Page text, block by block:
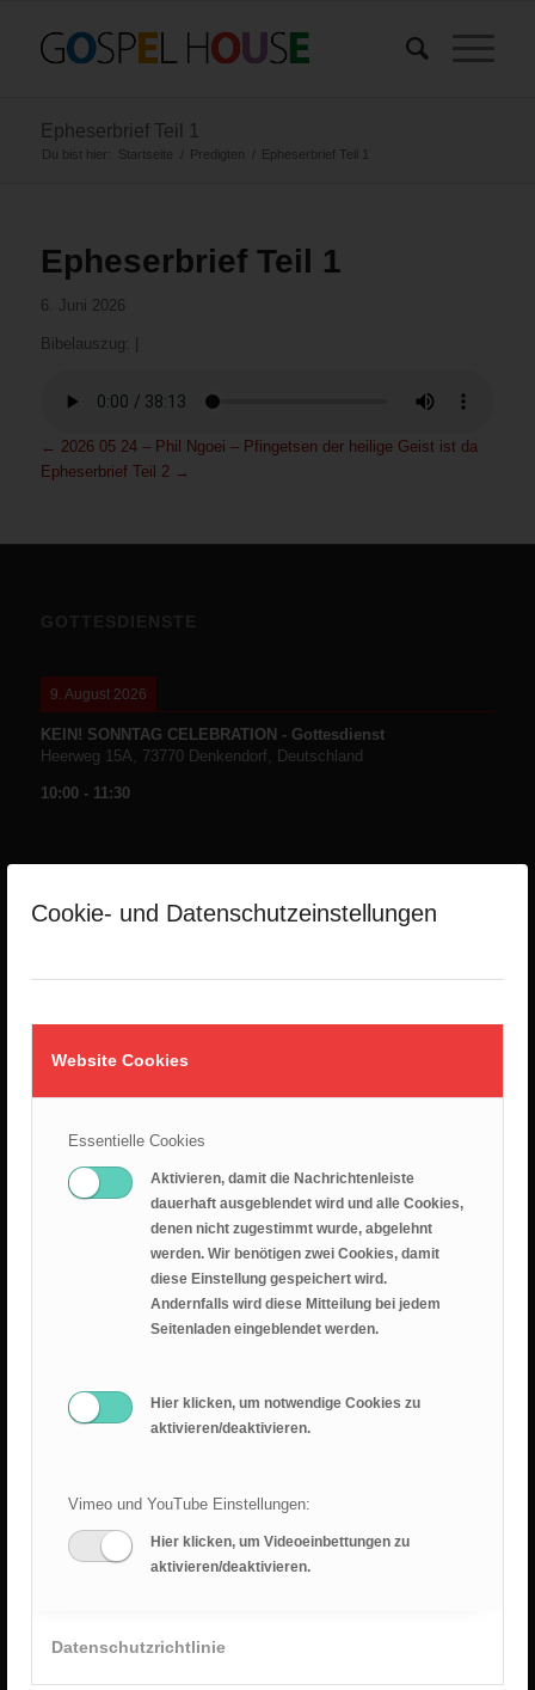
Cookie- und Datenschutzeinstellungen
Website Cookies
Essentielle Cookies
Aktivieren, damit die Nachrichtenleiste
dauerhaft ausgeblendet wird und alle Cookies,
denen nicht zugestimmt wurde, abgelehnt
werden. Wir benötigen zwei Cookies, damit
diese Einstellung gespeichert wird.
Andernfalls wird diese Mitteilung bei jedem
Seitenladen eingeblendet werden.
Hier klicken, um notwendige Cookies zu
aktivieren/deaktivieren.
Vimeo und YouTube Einstellungen:
Hier klicken, um Videoeinbettungen zu
aktivieren/deaktivieren.
Datenschutzrichtlinie
Epheserbrief Teil 1
Du bist hier: Startseite / Predigten / Epheserbrief Teil 1
Epheserbrief Teil 1
6. Juni 2026
Bibelauszug:
← 2026 05 24 – Phil Ngoei – Pfingetsen der heilige Geist ist da
Epheserbrief Teil 2 →
9. August 2026
KEIN! SONNTAG CELEBRATION - Gottesdienst
Heerweg 15A, 73770 Denkendorf, Deutschland
10:00- 11:30
2. August 2026
Predigt 2026.07.19 – Epheserbief Kap. 6
18. Juli 2026
Epheserbrief Teil 5
Epheserbrief Teil 4
RANGER BLOG
Unlimited Camp 2025